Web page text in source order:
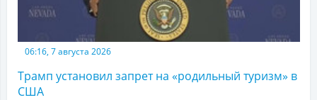
06:16, 7 августа 2026
Трамп установил запрет на «родильный туризм» в
США